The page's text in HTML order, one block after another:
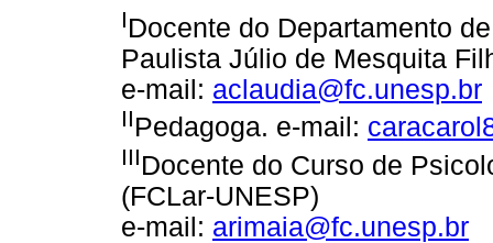
IDocente do Departamento
Paulista Júlio de Mesquita
e-mail: aclaudia@fc.unesp.br
IIPedagoga. e-mail:
IIIDocente do Curso de
(FCLar-UNESP)
e-mail: arimaia@fc.unesp.br